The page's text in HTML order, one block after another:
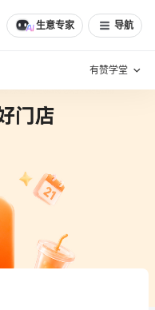
生意专家 导航
有赞学堂
说
佳实践